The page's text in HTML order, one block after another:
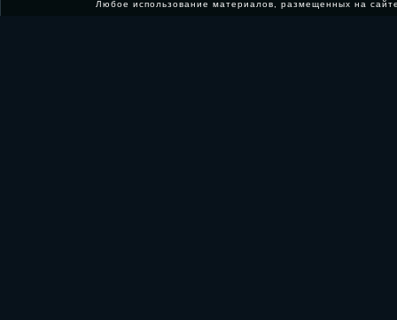
Любое использование материалов, размещенных на